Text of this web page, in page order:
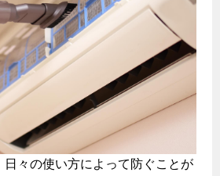
日々の使い方によって防ぐことが